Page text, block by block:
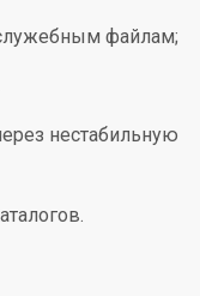
файлам;
нестабильную